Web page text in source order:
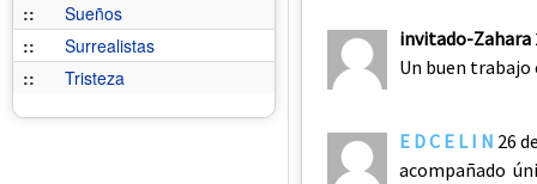
::
Sueños
::
Surrealistas
::
Tristeza
invitado-Zahara
Un buen trabajo
E D C E L I N 26
acompañado